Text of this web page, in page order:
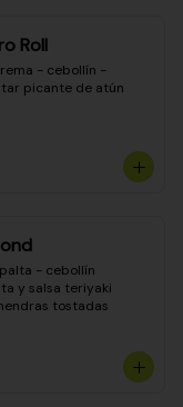
Roll
- cebollín -
picante de atún
- cebollín
y salsa teriyaki
tostadas